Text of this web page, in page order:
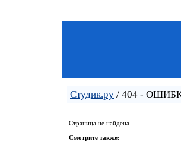
Студик.ру / 404 -
Страница не найдена
Смотрите также: